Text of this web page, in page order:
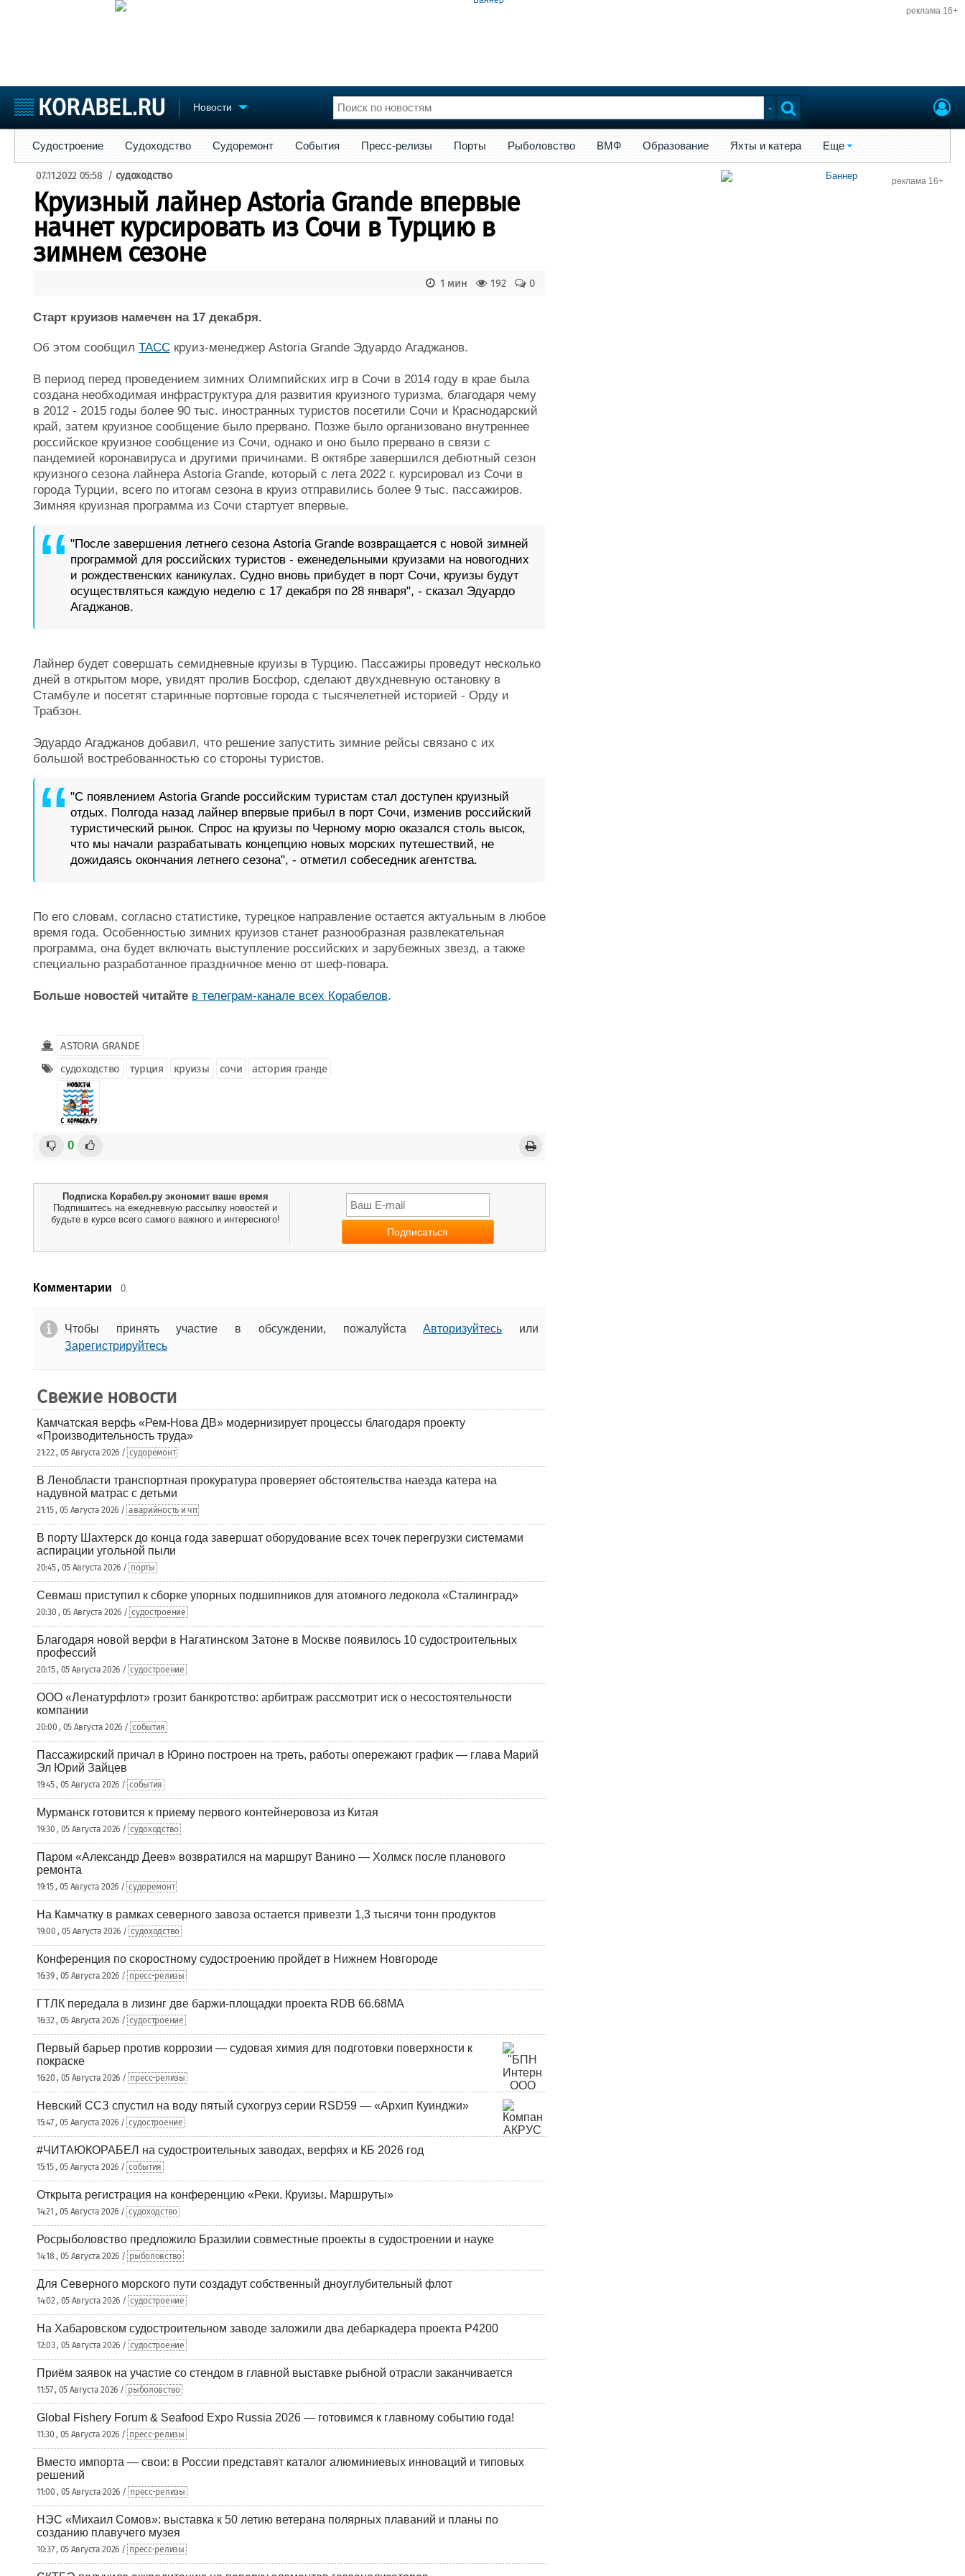
реклама 16+
Новости
Судостроение
Пульс
Новости
Компании
Репутация
Работа
Торговая площадка
Доска объявлений
Продажа флота
Изделия
Материалы
Конференции
Личности
Словарь
Флот
Форум
Отзывы
Все службы
Судостроение Судоходство Судоремонт События Пресс-релизы Порты Рыболовство ВМФ Образование Яхты и катера Еще
07.11.2022 05:58 / судоходство
Круизный лайнер Astoria Grande впервые
начнет курсировать из Сочи в Турцию в
зимнем сезоне
0
192
1 мин
Старт круизов намечен на 17 декабря.
Об этом сообщил ТАСС круиз-менеджер Astoria Grande Эдуардо Агаджанов.
В период перед проведением зимних Олимпийских игр в Сочи в 2014 году в крае была
создана необходимая инфраструктура для развития круизного туризма, благодаря чему
в 2012 - 2015 годы более 90 тыс. иностранных туристов посетили Сочи и Краснодарский
край, затем круизное сообщение было прервано. Позже было организовано внутреннее
российское круизное сообщение из Сочи, однако и оно было прервано в связи с
пандемией коронавируса и другими причинами. В октябре завершился дебютный сезон
круизного сезона лайнера Astoria Grande, который с лета 2022 г. курсировал из Сочи в
города Турции, всего по итогам сезона в круиз отправились более 9 тыс. пассажиров.
Зимняя круизная программа из Сочи стартует впервые.
"После завершения летнего сезона Astoria Grande возвращается с новой зимней
программой для российских туристов - еженедельными круизами на новогодних
и рождественских каникулах. Судно вновь прибудет в порт Сочи, круизы будут
осуществляться каждую неделю с 17 декабря по 28 января", - сказал Эдуардо
Агаджанов.
Лайнер будет совершать семидневные круизы в Турцию. Пассажиры проведут несколько
дней в открытом море, увидят пролив Босфор, сделают двухдневную остановку в
Стамбуле и посетят старинные портовые города с тысячелетней историей - Орду и
Трабзон.
Эдуардо Агаджанов добавил, что решение запустить зимние рейсы связано с их
большой востребованностью со стороны туристов.
"С появлением Astoria Grande российским туристам стал доступен круизный
отдых. Полгода назад лайнер впервые прибыл в порт Сочи, изменив российский
туристический рынок. Спрос на круизы по Черному морю оказался столь высок,
что мы начали разрабатывать концепцию новых морских путешествий, не
дожидаясь окончания летнего сезона", - отметил собеседник агентства.
По его словам, согласно статистике, турецкое направление остается актуальным в любое
время года. Особенностью зимних круизов станет разнообразная развлекательная
программа, она будет включать выступление российских и зарубежных звезд, а также
специально разработанное праздничное меню от шеф-повара.
Больше новостей читайте в телеграм-канале всех Корабелов.
ASTORIA GRANDE
судоходство
турция круизы сочи астория гранде
0
Подписка Корабел.ру экономит ваше время
Подпишитесь на ежедневную рассылку новостей и
будьте в курсе всего самого важного и интересного!
Комментарии 0.
Чтобы принять участие в обсуждении, пожалуйстаАвторизуйтесь или
Зарегистрируйтесь
Свежие новости
Камчатская верфь «Рем-Нова ДВ» модернизирует процессы благодаря проекту
«Производительность труда»
21:22 , 05 Августа 2026 / судоремонт
В Ленобласти транспортная прокуратура проверяет обстоятельства наезда катера на
надувной матрас с детьми
21:15 , 05 Августа 2026 / аварийность и чп
В порту Шахтерск до конца года завершат оборудование всех точек перегрузки системами
аспирации угольной пыли
20:45 , 05 Августа 2026 / порты
Севмаш приступил к сборке упорных подшипников для атомного ледокола «Сталинград»
20:30 , 05 Августа 2026 / судостроение
Благодаря новой верфи в Нагатинском Затоне в Москве появилось 10 судостроительных
профессий
20:15 , 05 Августа 2026 / судостроение
ООО «Ленатурфлот» грозит банкротство: арбитраж рассмотрит иск о несостоятельности
компании
20:00 , 05 Августа 2026 / события
Пассажирский причал в Юрино построен на треть, работы опережают график — глава Марий
Эл Юрий Зайцев
19:45 , 05 Августа 2026 / события
Мурманск готовится к приему первого контейнеровоза из Китая
19:30 , 05 Августа 2026 / судоходство
Паром «Александр Деев» возвратился на маршрут Ванино — Холмск после планового
ремонта
19:15 , 05 Августа 2026 / судоремонт
На Камчатку в рамках северного завоза остается привезти 1,3 тысячи тонн продуктов
19:00 , 05 Августа 2026 / судоходство
Конференция по скоростному судостроению пройдет в Нижнем Новгороде
16:39 , 05 Августа 2026 / пресс-релизы
ГТЛК передала в лизинг две баржи-площадки проекта RDB 66.68МА
16:32 , 05 Августа 2026 / судостроение
Первый барьер против коррозии — судовая химия для подготовки поверхности к
покраске
16:20 , 05 Августа 2026 / пресс-релизы
Невский ССЗ спустил на воду пятый сухогруз серии RSD59 — «Архип Куинджи»
15:47 , 05 Августа 2026 / судостроение
#ЧИТАЮКОРАБЕЛ на судостроительных заводах, верфях и КБ 2026 год
15:15 , 05 Августа 2026 / события
Открыта регистрация на конференцию «Реки. Круизы. Маршруты»
14:21 , 05 Августа 2026 / судоходство
Росрыболовство предложило Бразилии совместные проекты в судостроении и науке
14:18 , 05 Августа 2026 / рыболовство
Для Северного морского пути создадут собственный дноуглубительный флот
14:02 , 05 Августа 2026 / судостроение
На Хабаровском судостроительном заводе заложили два дебаркадера проекта Р4200
12:03 , 05 Августа 2026 / судостроение
Приём заявок на участие со стендом в главной выставке рыбной отрасли заканчивается
11:57 , 05 Августа 2026 / рыболовство
Global Fishery Forum & Seafood Expo Russia 2026 — готовимся к главному событию года!
11:30 , 05 Августа 2026 / пресс-релизы
Вместо импорта — свои: в России представят каталог алюминиевых инноваций и типовых
решений
11:00 , 05 Августа 2026 / пресс-релизы
НЭС «Михаил Сомов»: выставка к 50 летию ветерана полярных плаваний и планы по
созданию плавучего музея
10:37 , 05 Августа 2026 / пресс-релизы
реклама 16+